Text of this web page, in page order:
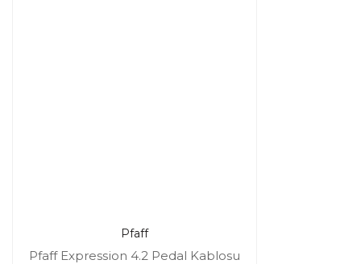
Pfaff
Pfaff Expression 4.2 Pedal Kablosu